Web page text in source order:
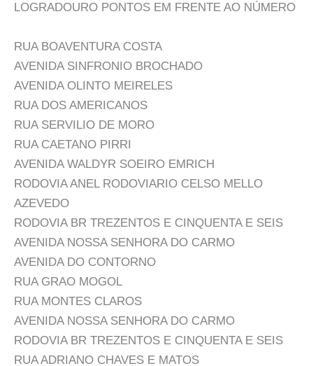
LOGRADOURO PONTOS EM FRENTE AO NÚMERO
RUA BOAVENTURA COSTA
AVENIDA SINFRONIO BROCHADO
AVENIDA OLINTO MEIRELES
RUA DOS AMERICANOS
RUA SERVILIO DE MORO
RUA CAETANO PIRRI
AVENIDA WALDYR SOEIRO EMRICH
RODOVIA ANEL RODOVIARIO CELSO MELLO
AZEVEDO
RODOVIA BR TREZENTOS E CINQUENTA E SEIS
AVENIDA NOSSA SENHORA DO CARMO
AVENIDA DO CONTORNO
RUA GRAO MOGOL
RUA MONTES CLAROS
AVENIDA NOSSA SENHORA DO CARMO
RODOVIA BR TREZENTOS E CINQUENTA E SEIS
RUA ADRIANO CHAVES E MATOS